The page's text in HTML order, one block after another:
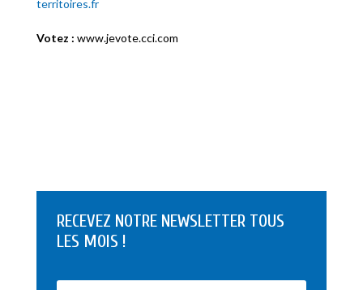
territoires.fr
Votez : www.jevote.cci.com
RECEVEZ NOTRE NEWSLETTER TOUS
LES MOIS !